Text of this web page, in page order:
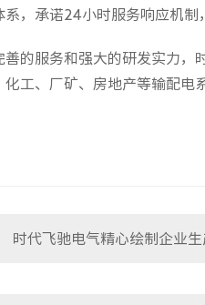
，承诺24小时服务响应机制
善的服务和强大的研发实力，
化工、厂矿、房地产等输配
时代飞驰电气精心绘制企业生